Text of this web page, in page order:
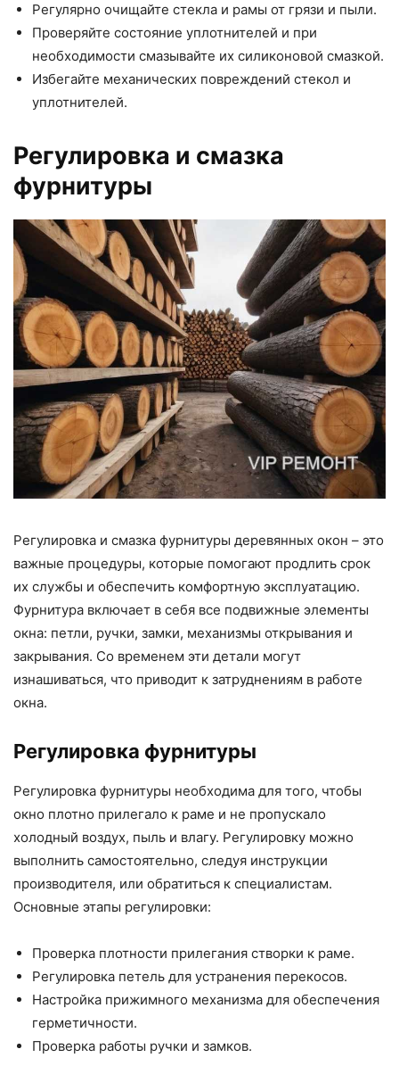
Регулярно очищайте стекла и рамы от грязи и пыли.
Проверяйте состояние уплотнителей и при
необходимости смазывайте их силиконовой смазкой.
Избегайте механических повреждений стекол и
уплотнителей.
Регулировка и смазка
фурнитуры
Регулировка и смазка фурнитуры деревянных окон – это
важные процедуры, которые помогают продлить срок
их службы и обеспечить комфортную эксплуатацию.
Фурнитура включает в себя все подвижные элементы
окна: петли, ручки, замки, механизмы открывания и
закрывания. Со временем эти детали могут
изнашиваться, что приводит к затруднениям в работе
окна.
Регулировка фурнитуры
Регулировка фурнитуры необходима для того, чтобы
окно плотно прилегало к раме и не пропускало
холодный воздух, пыль и влагу. Регулировку можно
выполнить самостоятельно, следуя инструкции
производителя, или обратиться к специалистам.
Основные этапы регулировки:
Проверка плотности прилегания створки к раме.
Регулировка петель для устранения перекосов.
Настройка прижимного механизма для обеспечения
герметичности.
Проверка работы ручки и замков.